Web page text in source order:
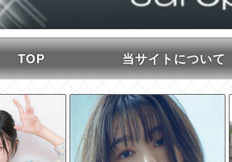
TOP 当サイトについて